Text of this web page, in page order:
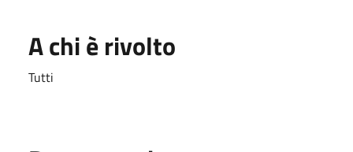
A chi è rivolto
Tutti